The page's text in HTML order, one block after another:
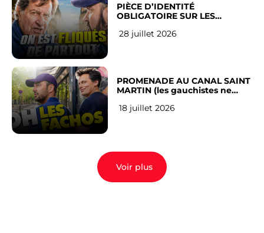
PIÈCE D’IDENTITÉ
OBLIGATOIRE SUR LES
Français
28 juillet 2026
PROMENADE AU CANAL SAINT
MARTIN (les gauchistes ne
18 juillet 2026
Voir plus